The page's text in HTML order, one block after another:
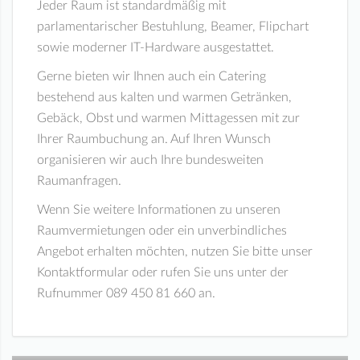
Jeder Raum ist standardmäßig mit
parlamentarischer Bestuhlung, Beamer, Flipchart
sowie moderner IT-Hardware ausgestattet.
Gerne bieten wir Ihnen auch ein Catering
bestehend aus kalten und warmen Getränken,
Gebäck, Obst und warmen Mittagessen mit zur
Ihrer Raumbuchung an. Auf Ihren Wunsch
organisieren wir auch Ihre bundesweiten
Raumanfragen.
Wenn Sie weitere Informationen zu unseren
Raumvermietungen oder ein unverbindliches
Angebot erhalten möchten, nutzen Sie bitte unser
Kontaktformular oder rufen Sie uns unter der
Rufnummer 089 450 81 660 an.